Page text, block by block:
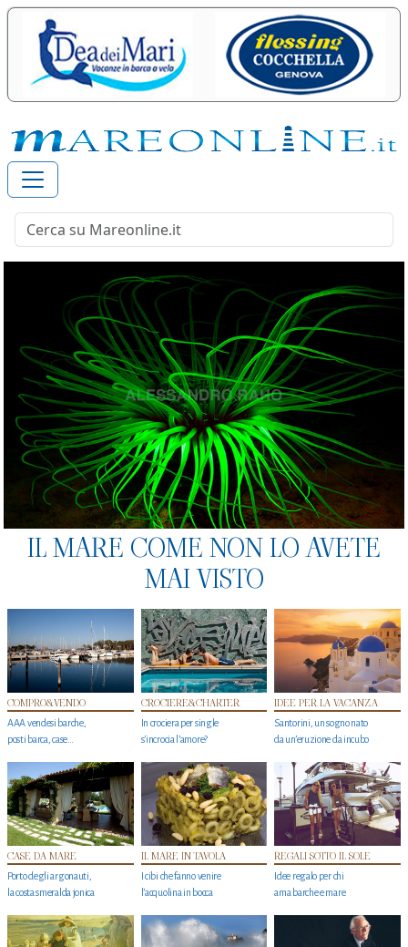
IL MARE COME NON LO AVETE
MAI VISTO
COMPRO&VENDO
AAA vendesi barche,
posti barca, case…
CROCIERE&CHARTER
In crociera per single
s'incrocia l’amore?
IDEE PER LA VACANZA
Santorini, un sogno nato
da un’eruzione da incubo
CASE DA MARE
Porto degli argonauti,
la costa smeralda jonica
IL MARE IN TAVOLA
I cibi che fanno venire
l’acquolina in bocca
REGALI SOTTO IL SOLE
Idee regalo per chi
ama barche e mare